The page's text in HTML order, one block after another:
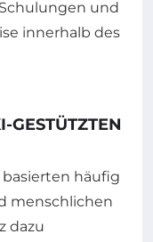
und
innerhalb des
GESTÜTZTEN
häufig
menschlichen
dazu